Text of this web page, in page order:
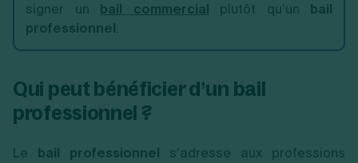
signer un bail commercial plutôt qu’un bail
professionnel.
Qui peut bénéficier d’un bail
professionnel ?
Le bail professionnel s’adresse aux professions